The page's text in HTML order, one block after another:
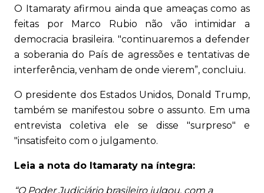
O Itamaraty afirmou ainda que ameaças como as
feitas por Marco Rubio não vão intimidar a
democracia brasileira. "continuaremos a defender
a soberania do País de agressões e tentativas de
interferência, venham de onde vierem”, concluiu.
O presidente dos Estados Unidos, Donald Trump,
também se manifestou sobre o assunto. Em uma
entrevista coletiva ele se disse "surpreso" e
"insatisfeito com o julgamento.
Leia a nota do Itamaraty na íntegra:
“O Poder Judiciário brasileiro julgou, com a